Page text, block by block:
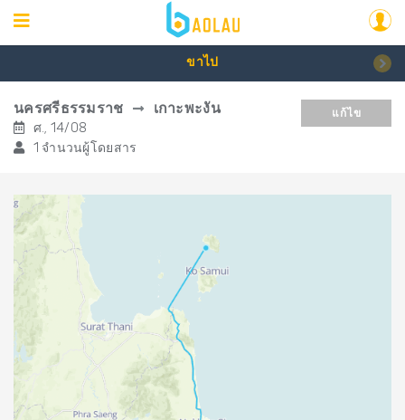
ขาไป
นครศรีธรรมราช เกาะพะงัน
ศ., 14/08
1 จำนวนผู้โดยสาร
แก้ไข